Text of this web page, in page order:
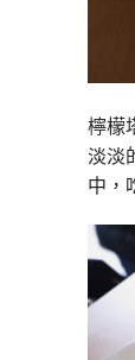
檸檬
淡淡
中，